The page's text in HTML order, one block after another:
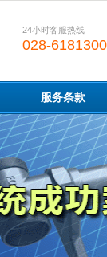
24小时客服热线
028-
服务条款